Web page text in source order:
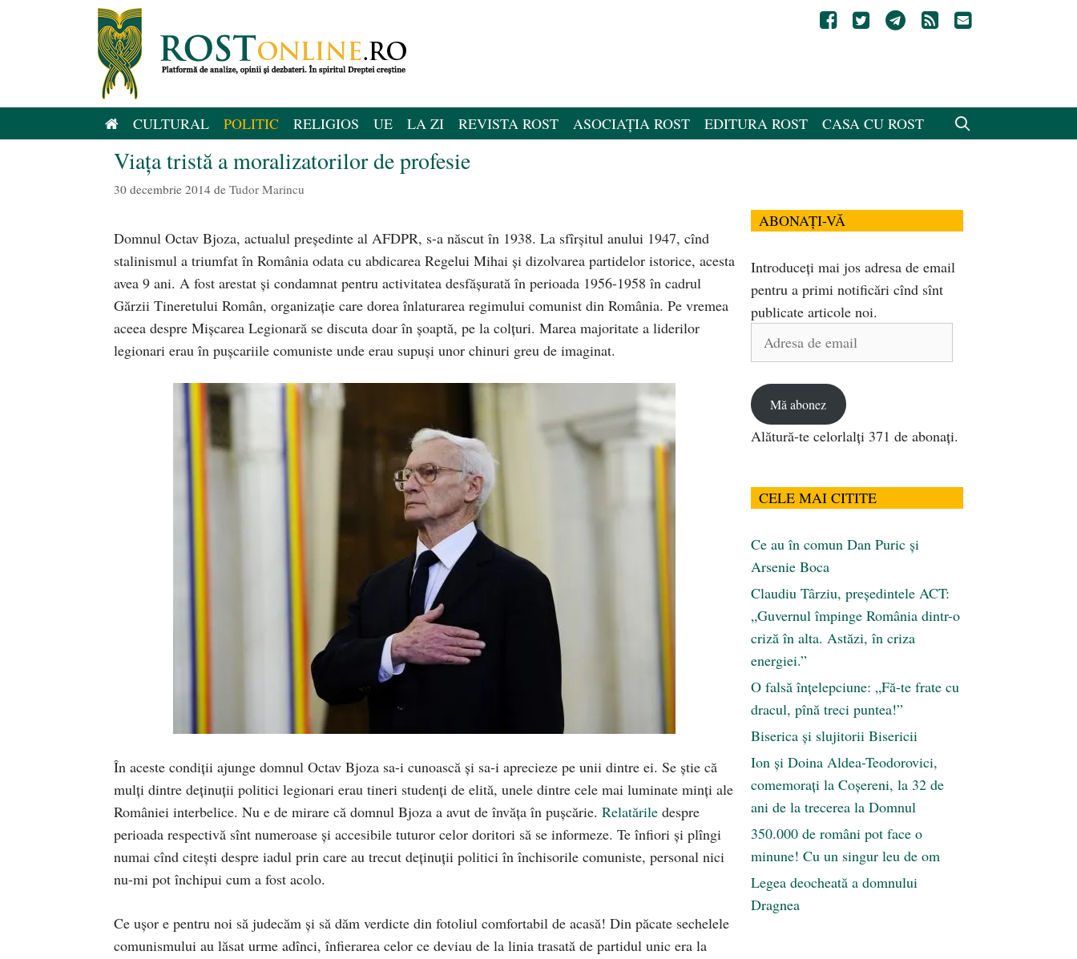
CULTURAL POLITIC RELIGIOS UE LA ZI REVISTA ROST ASOCIAȚIA ROST EDITURA ROST CASA CU ROST
Viața tristă a moralizatorilor de profesie
30 decembrie 2014 de Tudor Marincu
Domnul Octav Bjoza, actualul președinte al AFDPR, s-a născut în 1938. La sfîrșitul anului 1947, cînd
stalinismul a triumfat în România odata cu abdicarea Regelui Mihai și dizolvarea partidelor istorice, acesta
avea 9 ani. A fost arestat și condamnat pentru activitatea desfășurată în perioada 1956-1958 în cadrul
Gărzii Tineretului Român, organizație care dorea înlaturarea regimului comunist din România. Pe vremea
aceea despre Mișcarea Legionară se discuta doar în șoaptă, pe la colțuri. Marea majoritate a liderilor
legionari erau în pușcariile comuniste unde erau supuși unor chinuri greu de imaginat.
În aceste condiții ajunge domnul Octav Bjoza sa-i cunoască și sa-i aprecieze pe unii dintre ei. Se știe că
mulți dintre deținuții politici legionari erau tineri studenți de elită, unele dintre cele mai luminate minți ale
României interbelice. Nu e de mirare că domnul Bjoza a avut de învăța în pușcărie. Relatările despre
perioada respectivă sînt numeroase și accesibile tuturor celor doritori să se informeze. Te înfiori și plîngi
numai cînd citești despre iadul prin care au trecut deținuții politici în închisorile comuniste, personal nici
nu-mi pot închipui cum a fost acolo.
Ce ușor e pentru noi să judecăm și să dăm verdicte din fotoliul comfortabil de acasă! Din păcate sechelele
comunismului au lăsat urme adînci, înfierarea celor ce deviau de la linia trasată de partidul unic era la
ABONAȚI-VĂ
Introduceți mai jos adresa de email
pentru a primi notificări cînd sînt
publicate articole noi.
Adresa
Mă abonez
Alătură-te celorlalți 371 de abonați.
CELE MAI CITITE
Ce au în comun Dan Puric şi
Arsenie Boca
Claudiu Târziu, președintele ACT:
„Guvernul împinge România dintr-o
criză în alta. Astăzi, în criza
energiei.”
O falsă înțelepciune: „Fă-te frate cu
dracul, pînă treci puntea!”
Biserica și slujitorii Bisericii
Ion și Doina Aldea-Teodorovici,
comemorați la Coșereni, la 32 de
ani de la trecerea la Domnul
350.000 de români pot face o
minune! Cu un singur leu de om
Legea deocheată a domnului
Dragnea